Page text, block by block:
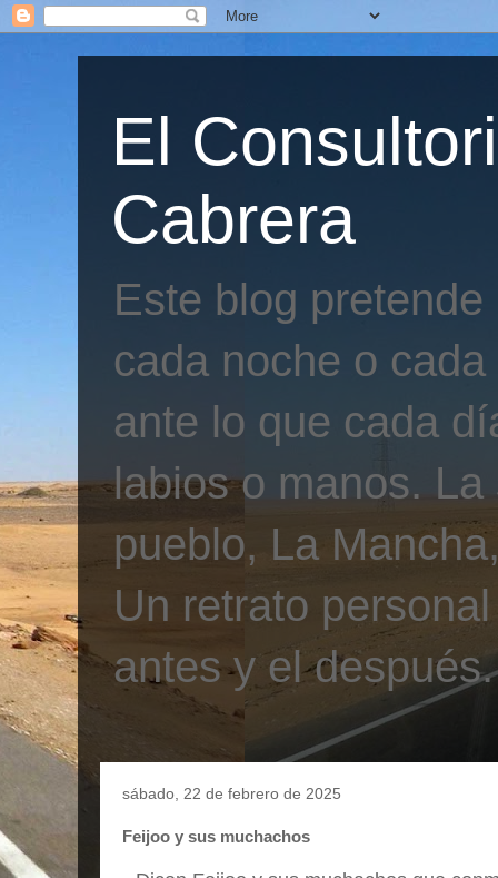
El
Cabrera
Este blog
cada noche o
ante lo que cada
labios o manos.
pueblo, La
Un retrato
antes y el después.
sábado, 22 de febrero de 2025
Feijoo y sus muchachos